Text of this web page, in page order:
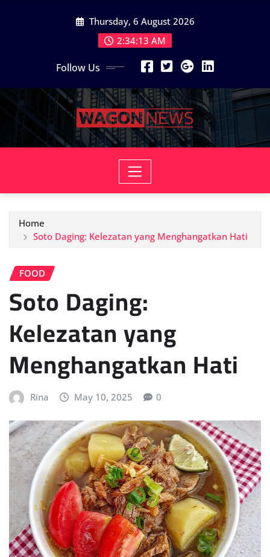
Thursday, 6 August 2026
2:34:14 AM
Follow Us
Home
Soto Daging: Kelezatan yang Menghangatkan Hati
FOOD
Soto Daging:
Kelezatan yang
Menghangatkan Hati
Rina May 10, 2025 0